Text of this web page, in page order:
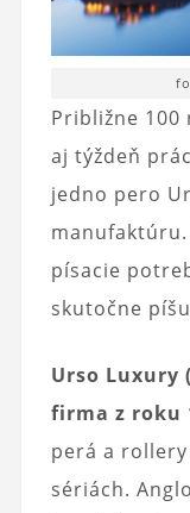
Približne 100
aj týždeň
jedno pero
písacie
skutočne
Urso Luxury
firma z roku
perá a
sériách.